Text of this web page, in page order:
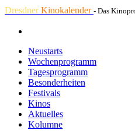
DresdnerKinokalender - Das
Neustarts
Wochenprogramm
Tagesprogramm
Besonderheiten
Festivals
Kinos
Aktuelles
Kolumne